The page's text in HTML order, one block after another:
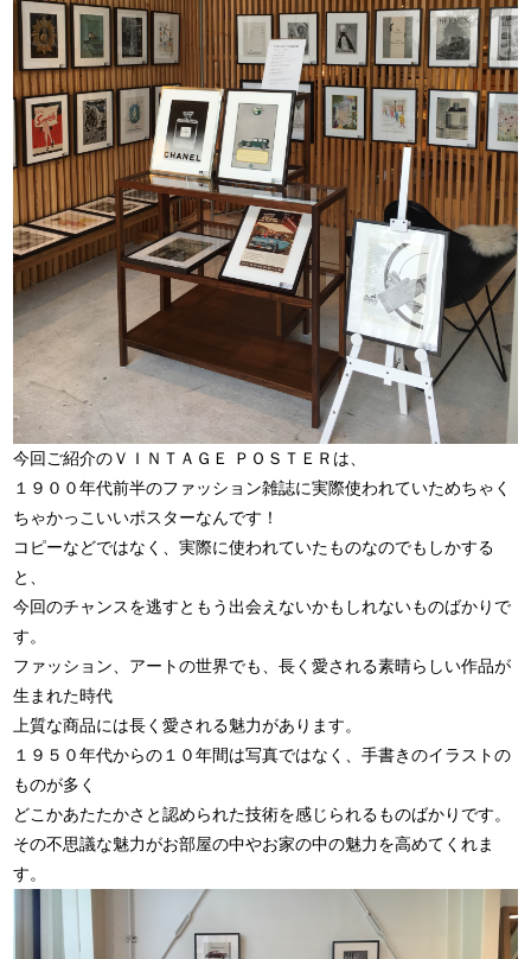
今回ご紹介のＶＩＮＴＡＧＥ ＰＯＳＴＥＲは、
１９００年代前半のファッション雑誌に実際使われていためちゃく
ちゃかっこいいポスターなんです！
コピーなどではなく、実際に使われていたものなのでもしかする
と、
今回のチャンスを逃すともう出会えないかもしれないものばかりで
す。
ファッション、アートの世界でも、長く愛される素晴らしい作品が
生まれた時代
上質な商品には長く愛される魅力があります。
１９５０年代からの１０年間は写真ではなく、手書きのイラストの
ものが多く
どこかあたたかさと認められた技術を感じられるものばかりです。
その不思議な魅力がお部屋の中やお家の中の魅力を高めてくれま
す。